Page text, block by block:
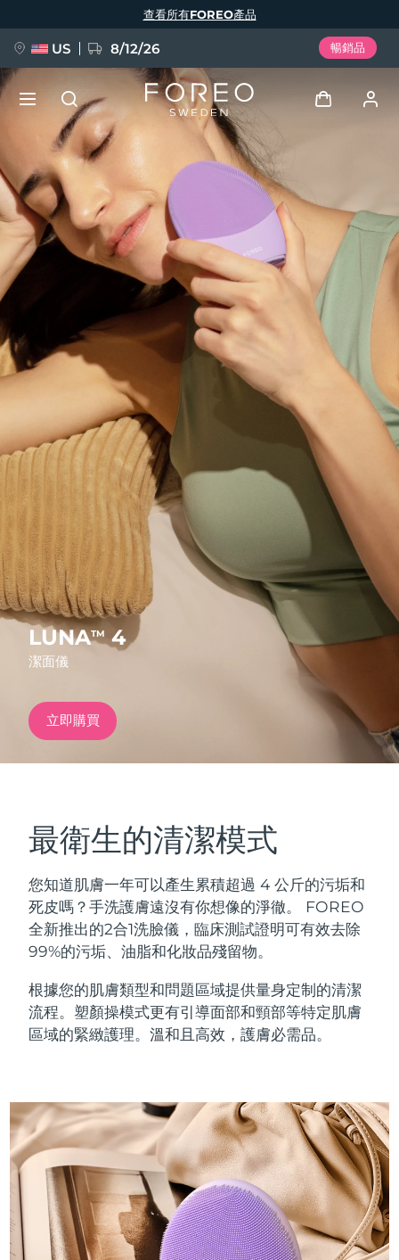
LUNATM4
潔面儀
立即購買
最衛生的清潔模式
您知道肌膚一年可以產生累積超過 4 公斤的污垢和
死皮嗎？手洗護膚遠沒有你想像的淨徹。 FOREO
全新推出的2合1洗臉儀，臨床測試證明可有效去除
99%的污垢、油脂和化妝品殘留物。
根據您的肌膚類型和問題區域提供量身定制的清潔
流程。塑顏操模式更有引導面部和頸部等特定肌膚
區域的緊緻護理。溫和且高效，護膚必需品。
查看所有FOREO產品
US 8/12/26 暢銷品
用戶信息
我的設備
我的訂單
我的地址
我的訂閱
新品
FAQ™ Pure Beauty-Tech Elixir
BREAKING NEWS
issa™ Teeth Whitening Set
FAQ™ Dual LED Panel
熱門產品
特別優惠
紅光療法
面部清潔
LUNA™ 4 套裝
Anti-aging massage
LUNA™ 4 Plus
LUNA™ 4 Men
For men, anti-aging massage
LUNA™ 4 mini
For young skin, T-zone
緊致提拉
BEAR™ 2 套裝
Microcurrent toning
BEAR™ 2 go
BEAR™ 2 eyes & lips
Microcurrent line smoothing device
面部提拉護理
Premium anti-aging skincare
補水保濕
UFO™ 3 套裝
UFO™ 3 LED
Near-infrared and red light therapy
device
UFO™ 3 mini
Red light therapy device for young skin
口腔護理
issa™ 4
issa™ 4 plus
Smart hybrid silicone sonic toothbrush
issa™ 4 smile
Hybrid silicone sonic toothbrush
抗老
FAQ™ 101
Clinical anti-aging
LED 護理
NEW
FAQ™ 201
LED mask
NEW
語言
English Deutsch
Español
Français
Italiano
Português
Svenska
Русский
Türkçe
简体中文 繁體中文
發貨國家
美國 12/08/2026
英國 預計送達日期 11/08/2026
西班牙 11/08/2026
澳洲 預計送達日期14/08/2026
法國 預計送達日期11/08/2026
德國 預計送達日期11/08/2026
加拿大 15/08/2026
奧地利 預計送達日期
比利時 預計送達日期 11/08/2026
百慕達 預計送達日期
波士尼亞與赫塞哥維納 預計送達日期14/08/2026
汶萊 預計送達日期16/08/2026
加拿大 預計送達日期15/08/2026
智利 預計送達日期 15/08/2026
中國 預計送達日期11/08/2026
哥倫比亞 預計送達日期15/08/2026